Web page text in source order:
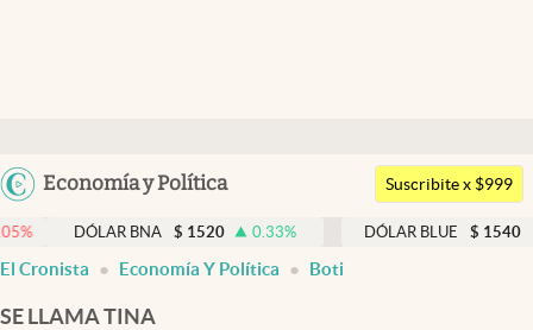
Argentina
Economía y Política
Members
Economía y Política
Finanzas y Mercados
Mercados Online
Suscribite x $999
BNA $ 1520 0.33% DÓLAR BLUE $ 1540 -0.32%
El Cronista Economía Y Política Boti
SE LLAMA TINA